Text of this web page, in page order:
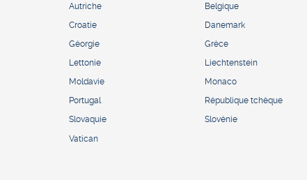
Autriche Belgique
Croatie Danemark
Géorgie Grèce
Lettonie Liechtenstein
Moldavie Monaco
Portugal République tchèque
Slovaquie Slovénie
Vatican